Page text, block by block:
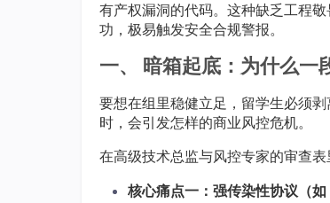
有产权漏洞的代码。这种缺乏工程
功，极易触发安全合规警报。
一、 暗箱起底：为什么一
要想在组里稳健立足，留学生必须
时，会引发怎样的商业风控危机。
在高级技术总监与风控专家的审查
核心痛点一：强传染性协议（如